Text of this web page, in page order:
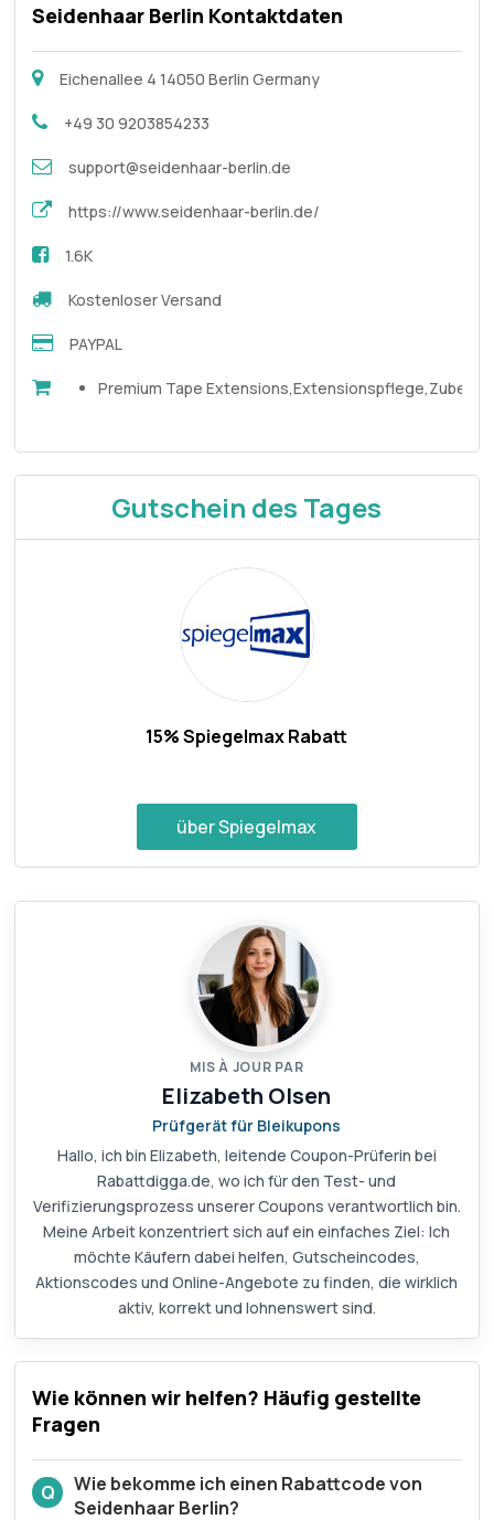
Seidenhaar Berlin Kontaktdaten
Eichenallee 4 14050 Berlin Germany
+49 30 9203854233
support@seidenhaar-berlin.de
https://www.seidenhaar-berlin.de/
1.6K
Kostenloser Versand
PAYPAL
Premium Tape
Gutschein des Tages
15% Spiegelmax Rabatt
über Spiegelmax
MIS À JOUR PAR
Elizabeth Olsen
Prüfgerät für Bleikupons
Hallo, ich bin Elizabeth, leitende Coupon-Prüferin bei
Rabattdigga.de, wo ich für den Test- und
Verifizierungsprozess unserer Coupons verantwortlich bin.
Meine Arbeit konzentriert sich auf ein einfaches Ziel: Ich
möchte Käufern dabei helfen, Gutscheincodes,
Aktionscodes und Online-Angebote zu finden, die wirklich
aktiv, korrekt und lohnenswert sind.
Wie können wir helfen? Häufig gestellte
Fragen
Q
Wie bekomme ich einen Rabattcode von
Seidenhaar Berlin?